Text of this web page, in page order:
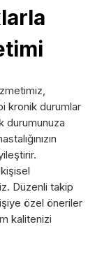
kronik durumlar
durumunuza
Düzenli takip
özel öneriler
kalitenizi